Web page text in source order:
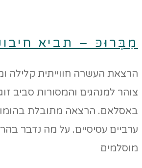
מַבְּרוּכּ – תביא
הרצאת העשרה חווייתית
צוהר למנהגים והמסורות סביב
באסלאם. הרצאה מתובלת
ערביים עסיסיים. על מה נדבר
מוסלמים